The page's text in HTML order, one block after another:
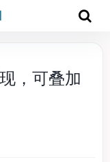
，可叠加